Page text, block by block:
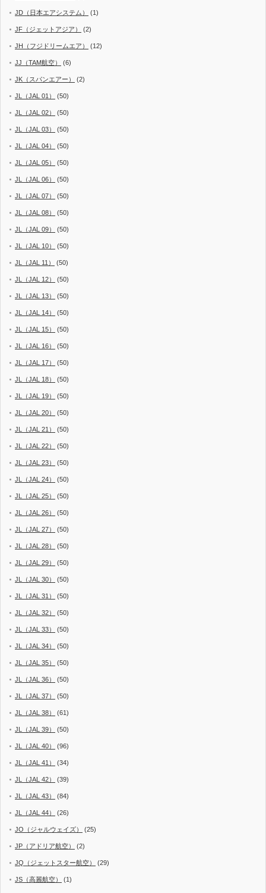
JD（日本エアシステム） (1)
JF（ジェットアジア） (2)
JH（フジドリームエア） (12)
JJ（TAM航空） (6)
JK（スパンエアー） (2)
JL（JAL 01） (50)
JL（JAL 02） (50)
JL（JAL 03） (50)
JL（JAL 04） (50)
JL（JAL 05） (50)
JL（JAL 06） (50)
JL（JAL 07） (50)
JL（JAL 08） (50)
JL（JAL 09） (50)
JL（JAL 10） (50)
JL（JAL 11） (50)
JL（JAL 12） (50)
JL（JAL 13） (50)
JL（JAL 14） (50)
JL（JAL 15） (50)
JL（JAL 16） (50)
JL（JAL 17） (50)
JL（JAL 18） (50)
JL（JAL 19） (50)
JL（JAL 20） (50)
JL（JAL 21） (50)
JL（JAL 22） (50)
JL（JAL 23） (50)
JL（JAL 24） (50)
JL（JAL 25） (50)
JL（JAL 26） (50)
JL（JAL 27） (50)
JL（JAL 28） (50)
JL（JAL 29） (50)
JL（JAL 30） (50)
JL（JAL 31） (50)
JL（JAL 32） (50)
JL（JAL 33） (50)
JL（JAL 34） (50)
JL（JAL 35） (50)
JL（JAL 36） (50)
JL（JAL 37） (50)
JL（JAL 38） (61)
JL（JAL 39） (50)
JL（JAL 40） (96)
JL（JAL 41） (34)
JL（JAL 42） (39)
JL（JAL 43） (84)
JL（JAL 44） (26)
JO（ジャルウェイズ） (25)
JP（アドリア航空） (2)
JQ（ジェットスター航空） (29)
JS（高麗航空） (1)